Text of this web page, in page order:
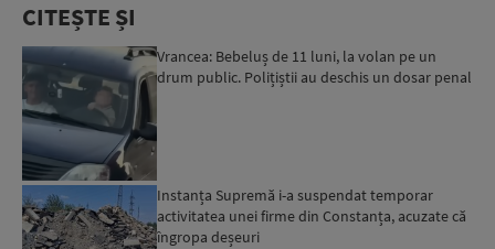
CITEȘTE ȘI
Vrancea: Bebeluș de 11 luni, la volan pe un
drum public. Polițiștii au deschis un dosar penal
Instanța Supremă i-a suspendat temporar
activitatea unei firme din Constanța, acuzate că
îngropa deșeuri